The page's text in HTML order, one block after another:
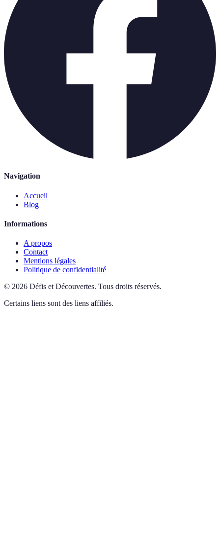
Navigation
Accueil
Blog
Informations
A propos
Contact
Mentions légales
Politique de confidentialité
© 2026 Défis et Découvertes. Tous droits réservés.
Certains liens sont des liens affiliés.